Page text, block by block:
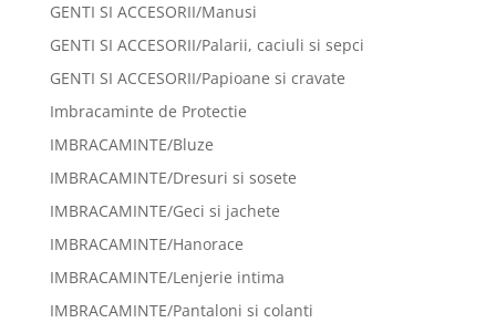
GENTI SI ACCESORII/Manusi
GENTI SI ACCESORII/Palarii, caciuli si sepci
GENTI SI ACCESORII/Papioane si cravate
Imbracaminte de Protectie
IMBRACAMINTE/Bluze
IMBRACAMINTE/Dresuri si sosete
IMBRACAMINTE/Geci si jachete
IMBRACAMINTE/Hanorace
IMBRACAMINTE/Lenjerie intima
IMBRACAMINTE/Pantaloni si colanti